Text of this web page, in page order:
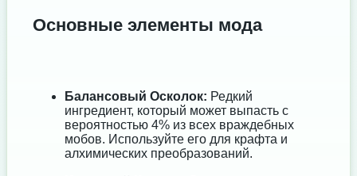
Основные элементы мода
Балансовый Осколок: Редкий
ингредиент, который может выпасть с
вероятностью 4% из всех враждебных
мобов. Используйте его для крафта и
алхимических преобразований.